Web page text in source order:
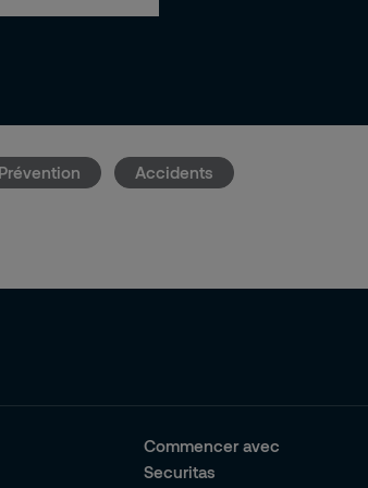
Prévention Accidents
Commencer avec
Securitas